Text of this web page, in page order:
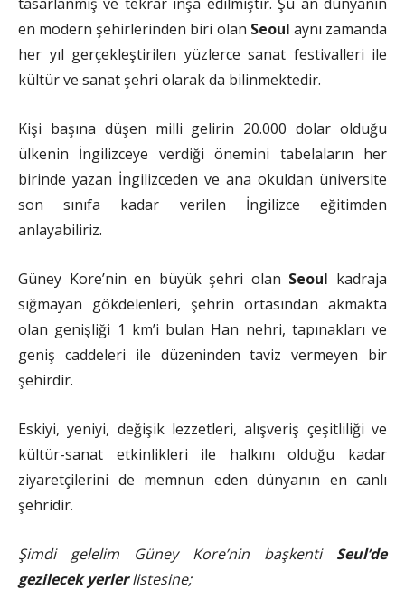
en modern şehirlerinden biri olan Seoul aynı zamanda
her yıl gerçekleştirilen yüzlerce sanat festivalleri ile
kültür ve sanat şehri olarak da bilinmektedir.
Kişi başına düşen milli gelirin 20.000 dolar olduğu
ülkenin İngilizceye verdiği önemini tabelaların her
birinde yazan İngilizceden ve ana okuldan üniversite
son sınıfa kadar verilen İngilizce eğitimden
anlayabiliriz.
Güney Kore’nin en büyük şehri olan Seoul kadraja
sığmayan gökdelenleri, şehrin ortasından akmakta
olan genişliği 1 km’i bulan Han nehri, tapınakları ve
geniş caddeleri ile düzeninden taviz vermeyen bir
şehirdir.
Eskiyi, yeniyi, değişik lezzetleri, alışveriş çeşitliliği ve
kültür-sanat etkinlikleri ile halkını olduğu kadar
ziyaretçilerini de memnun eden dünyanın en canlı
şehridir.
Şimdi gelelim Güney Kore’nin başkenti Seul’de
gezilecek yerlerlistesine;